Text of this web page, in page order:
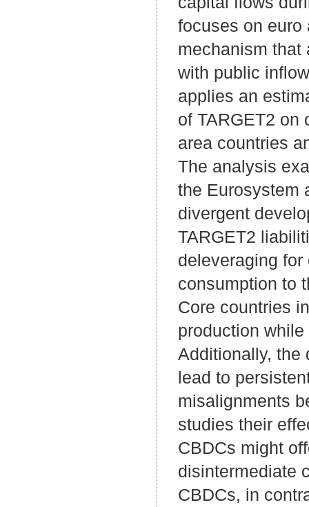
focuses on euro
mechanism that
with public
applies an
of TARGET2 on
area countries
The analysis
the Eurosystem
divergent
TARGET2
deleveraging
consumption to
Core countries
production
Additionally, the
lead to
misalignments
studies their
CBDCs might
disintermediate
CBDCs, in